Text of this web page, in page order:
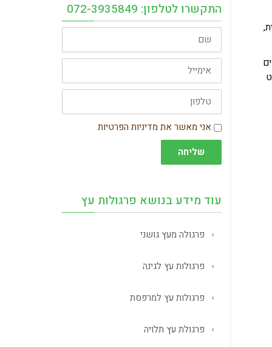
התקשרו לטלפון: 072-3935849
שם
אימייל
טלפון
הסכמה
אני מאשר את מדיניות הפרטיות
שליחה
עוד מידע בנושא פרגולות עץ
פרגולה מעץ גושני
פרגולות עץ לגינה
פרגולות עץ למרפסת
פרגולת עץ תלויה